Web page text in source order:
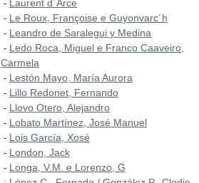
- Laurent d´Arce
- Le Roux, Françoise e Guyonvarc´h
- Leandro de Saralegui y Medina
- Ledo Roca, Miguel e Franco Caaveiro,
Carmela
- Lestón Mayo, María Aurora
- Lillo Redonet, Fernando
- Llovo Otero, Alejandro
- Lobato Martínez, José Manuel
- Lois García, Xosé
- London, Jack
- Longa, V.M. e Lorenzo, G